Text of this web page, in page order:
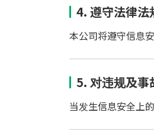
4. 遵守法律法
本公司将遵守信息
5. 对违规及事
当发生信息安全上